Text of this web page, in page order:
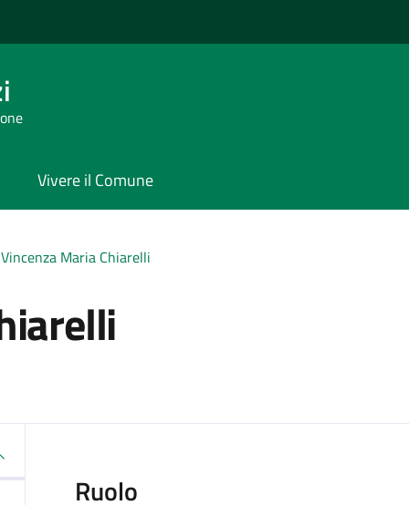
Vivere il Comune
Vincenza Maria Chiarelli
Ruolo